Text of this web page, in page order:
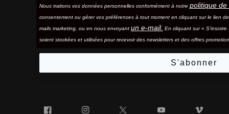
Nous traitons vos données personnelles conformément à notre politique de
consentement ou gérer vos préférences à tout moment en cliquant sur le lien
mails marketing, ou en nous envoyant un e-mail. En cliquant sur «
soient stockées et utilisées pour recevoir des newsletters et des offres
S'abonner
Facebook Instagram YouTube